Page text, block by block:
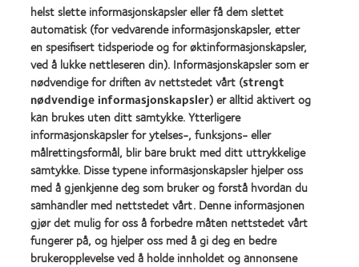
(2013)
Companies
for
Leaders
2012
&
2010
(2012)
Factory
Awards
2011
(2011)
Learn
more
about
ODMA
2011
(2011)
Learn
more
about
REBRAND
100®
Global
Award
(2012)
Våre produkter
Kontaktlinsequiz
helst slette informasjonskapsler eller få dem slettet
automatisk (for vedvarende informasjonskapsler, etter
en spesifisert tidsperiode og for øktinformasjonskapsler,
ved å lukke nettleseren din). Informasjonskapsler som er
nødvendige for driften av nettstedet vårt (strengt
nødvendige informasjonskapsler) er alltid aktivert og
kan brukes uten ditt samtykke. Ytterligere
informasjonskapsler for ytelses-, funksjons- eller
målrettingsformål, blir bare brukt med ditt uttrykkelige
samtykke. Disse typene informasjonskapsler hjelper oss
med å gjenkjenne deg som bruker og forstå hvordan du
samhandler med nettstedet vårt. Denne informasjonen
gjør det mulig for oss å forbedre måten nettstedet vårt
fungerer på, og hjelper oss med å gi deg en bedre
brukeropplevelse ved å holde innholdet og annonsene